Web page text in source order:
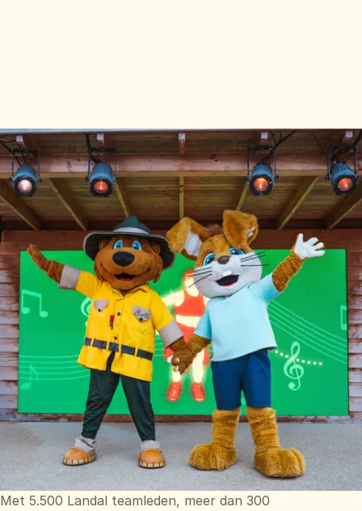
Met 5.500 Landal teamleden, meer dan 300